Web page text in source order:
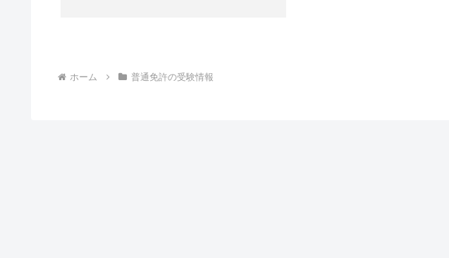
ホーム 普通免許の受験情報